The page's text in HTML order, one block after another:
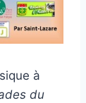
à
du